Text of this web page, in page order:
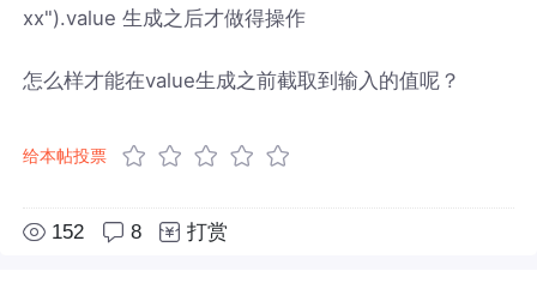
xx").value 生成之后才做得操作
怎么样才能在value生成之前截取到输入的值呢？
给本帖投票
152 8 打赏